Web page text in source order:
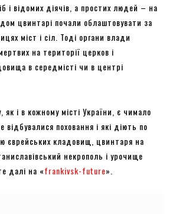
і відомих діячів, а простих людей – на
цвинтарі почали облаштовувати за
міст і сіл. Тоді органи влади
на території церков і
в середмісті чи в центрі
як і в кожному місті України, є чимало
поховання і які діють по
єврейських кладовищ, цвинтаря на
некрополь і урочище
далі на «frankivsk-future».